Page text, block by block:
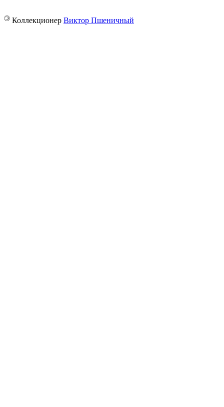
© Коллекционер Виктор Пшеничный